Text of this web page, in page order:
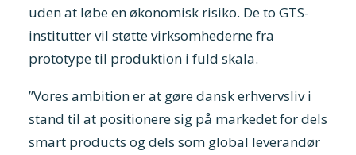
uden at løbe en økonomisk risiko. De to GTS-
institutter vil støtte virksomhederne fra
prototype til produktion i fuld skala.
”Vores ambition er at gøre dansk erhvervsliv i
stand til at positionere sig på markedet for dels
smart products og dels som global leverandør